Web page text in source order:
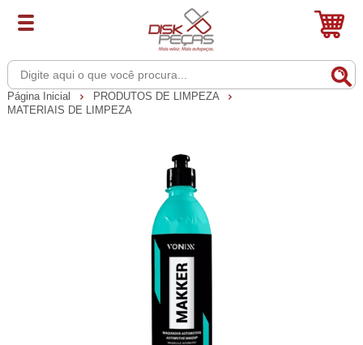
Página Inicial
PRODUTOS DE LIMPEZA
MATERIAIS DE LIMPEZA